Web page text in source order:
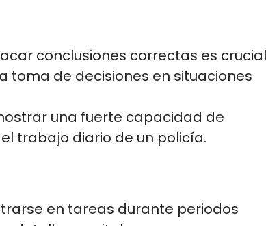
conclusiones correctas es crucial
toma de decisiones en situaciones
una fuerte capacidad de
trabajo diario de un policía.
en tareas durante periodos